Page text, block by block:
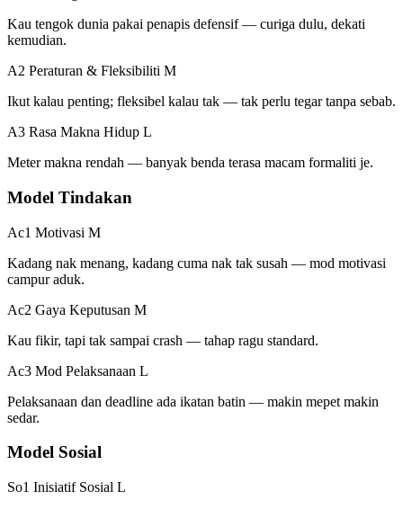
Kau tengok dunia pakai penapis defensif — curiga dulu, dekati
kemudian.
A2 Peraturan & Fleksibiliti M
Ikut kalau penting; fleksibel kalau tak — tak perlu tegar tanpa sebab.
A3 Rasa Makna Hidup L
Meter makna rendah — banyak benda terasa macam formaliti je.
Model Tindakan
Ac1 Motivasi M
Kadang nak menang, kadang cuma nak tak susah — mod motivasi
campur aduk.
Ac2 Gaya Keputusan M
Kau fikir, tapi tak sampai crash — tahap ragu standard.
Ac3 Mod Pelaksanaan L
Pelaksanaan dan deadline ada ikatan batin — makin mepet makin
sedar.
Model Sosial
So1 Inisiatif Sosial L